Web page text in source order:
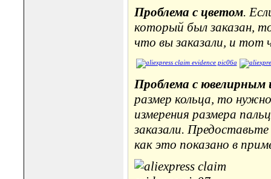
Проблема с цветом.
который был заказан,
что вы заказали, и тот
Проблема с ювелирным
размер кольца, то
измерения размера
заказали.
как это показано в